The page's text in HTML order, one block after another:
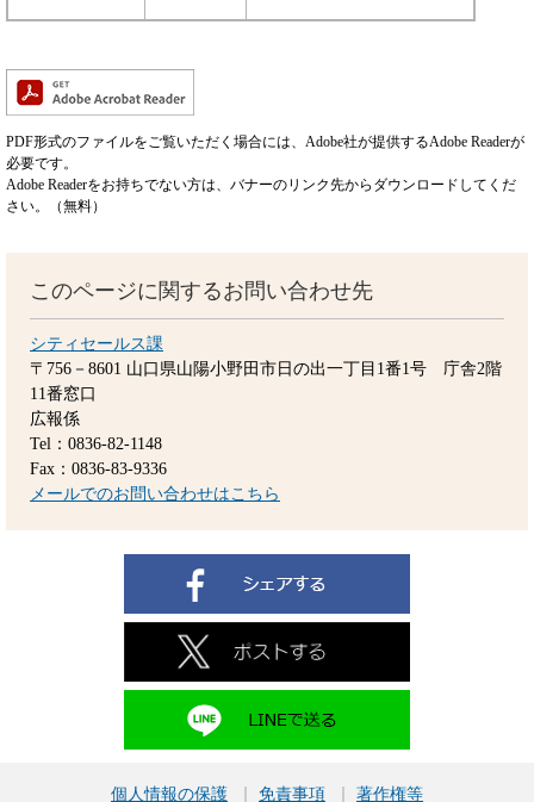
PDF形式のファイルをご覧いただく場合には、Adobe社が提供するAdobe Readerが
必要です。
Adobe Readerをお持ちでない方は、バナーのリンク先からダウンロードしてくだ
さい。（無料）
このページに関するお問い合わせ先
シティセールス課
〒756－8601 山口県山陽小野田市日の出一丁目1番1号 庁舎2階
11番窓口
広報係
Tel：0836-82-1148
Fax：0836-83-9336
メールでのお問い合わせはこちら
個人情報の保護 免責事項 著作権等